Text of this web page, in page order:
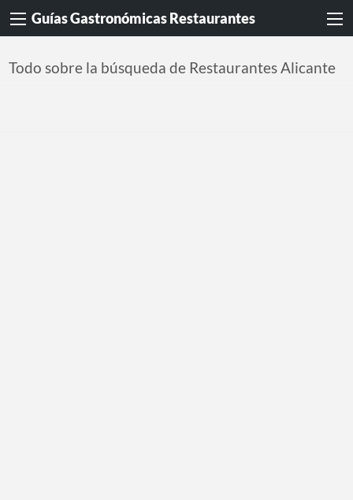
Guías Gastronómicas Restaurantes
Todo sobre la búsqueda de Restaurantes Alicante